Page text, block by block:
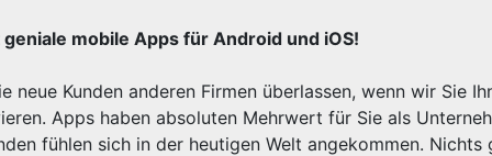
mobile Apps für Android und iOS!
neue Kunden anderen Firmen überlassen, wenn wir Sie
Apps haben absoluten Mehrwert für Sie als
fühlen sich in der heutigen Welt angekommen. Nichts